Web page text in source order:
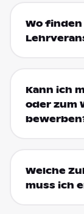
Wo finden
Kann ich
oder zum
Welche
muss ich